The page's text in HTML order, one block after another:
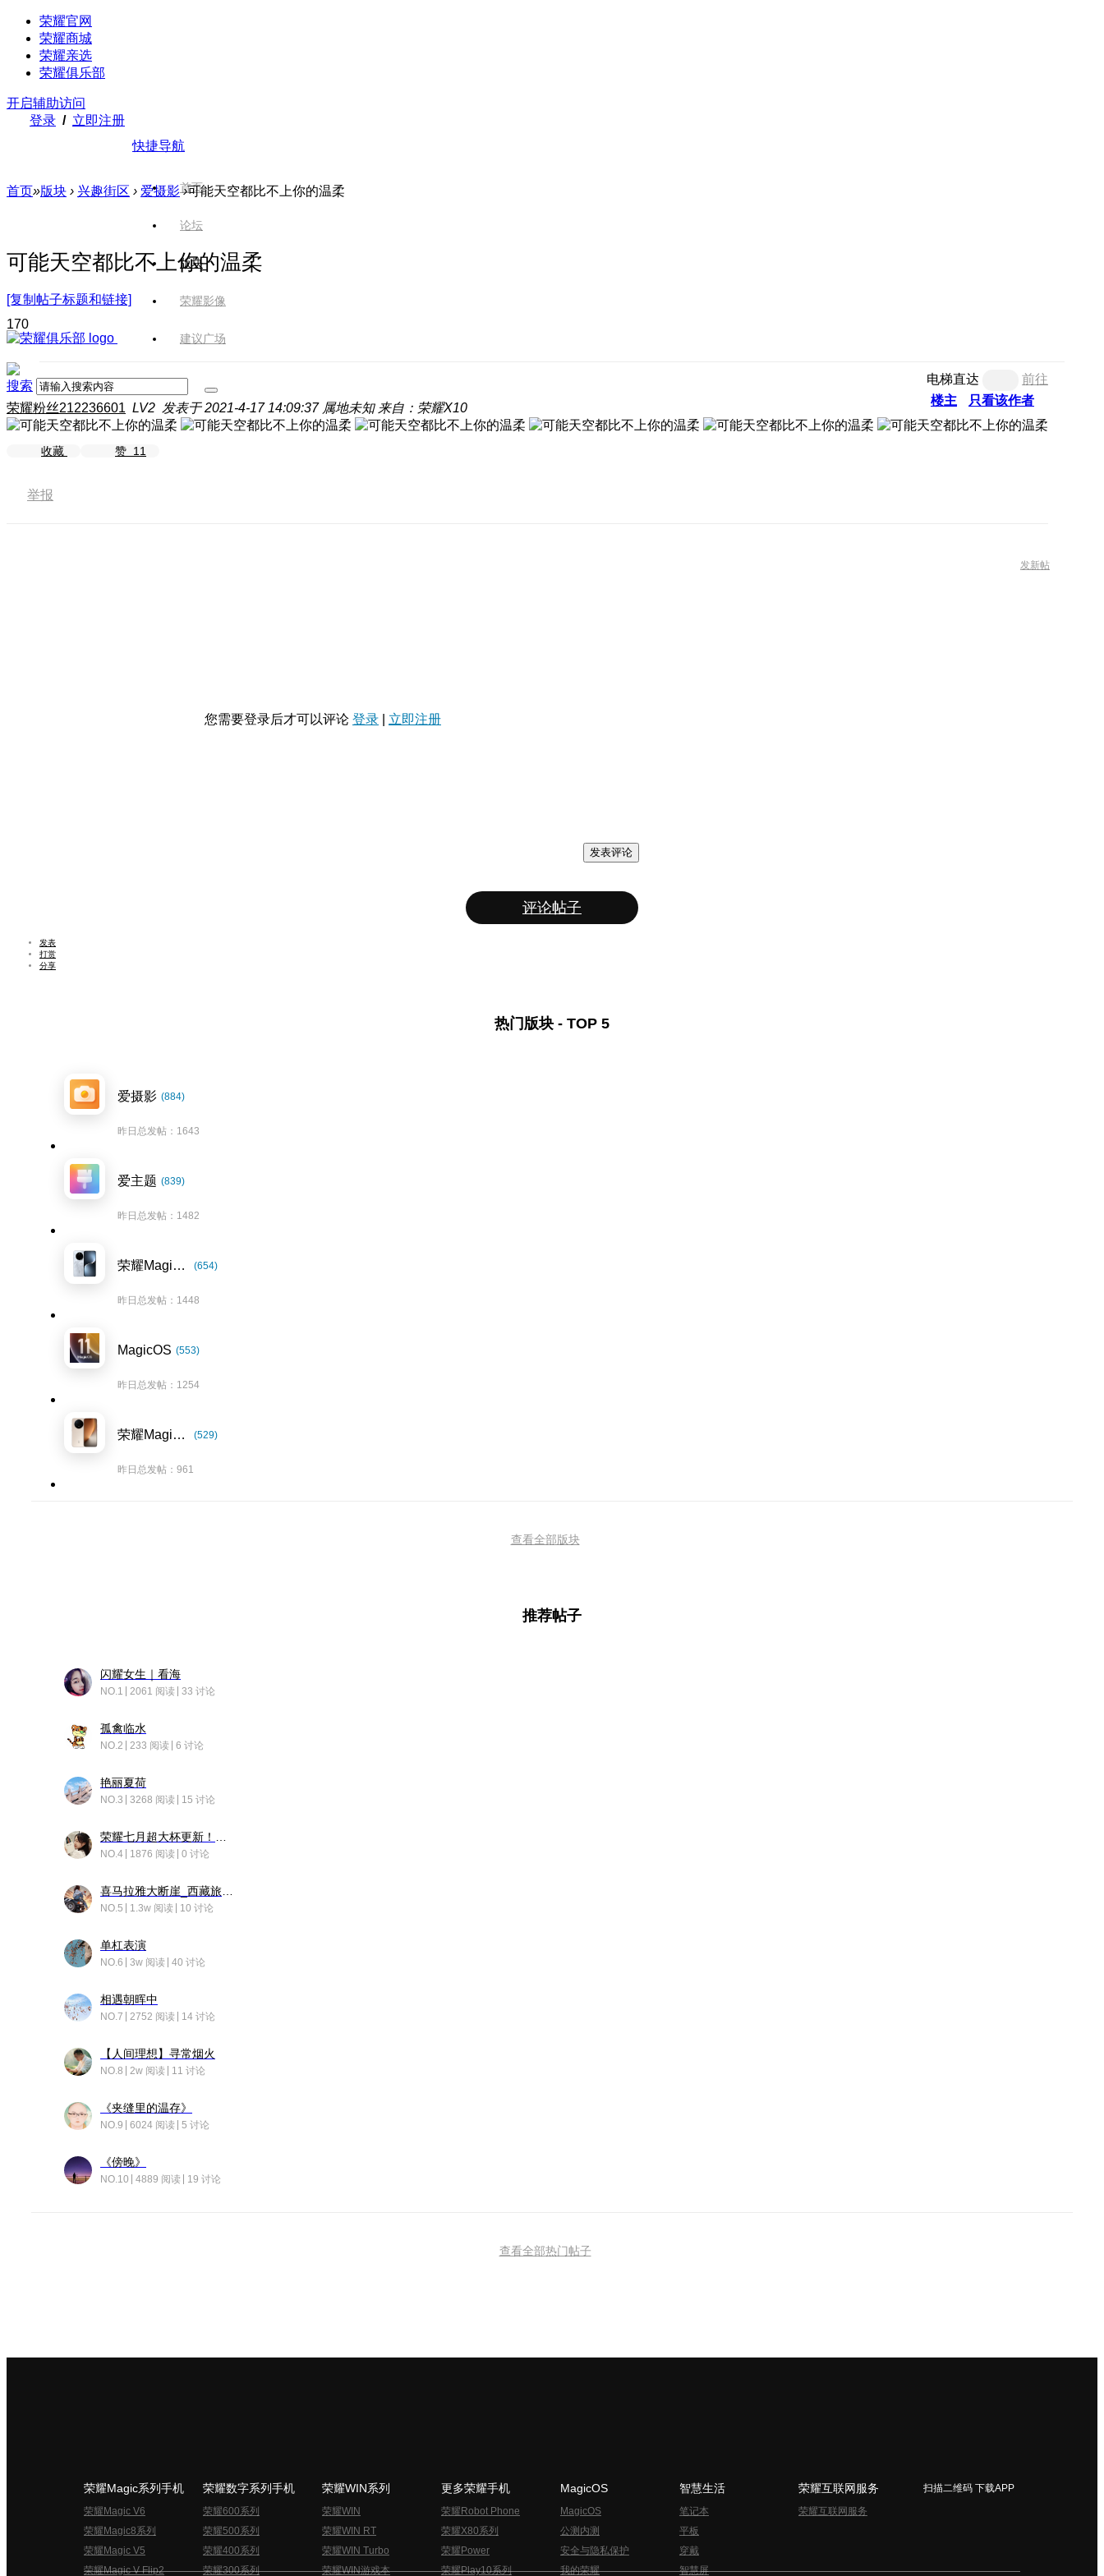
荣耀官网
荣耀商城
荣耀亲选
荣耀俱乐部
开启辅助访问
登录 / 立即注册
快捷导航
首页
论坛
版块
荣耀影像
建议广场
搜索
首页»版块 › 兴趣街区 › 爱摄影 ›可能天空都比不上你的温柔
可能天空都比不上你的温柔
[复制帖子标题和链接]
170
电梯直达
前往
楼主
只看该作者
荣耀粉丝212236601 LV2 发表于 2021-4-17 14:09:37 属地未知 来自：荣耀X10
收藏 赞 11
举报
发新帖
您需要登录后才可以评论 登录 立即注册
发表评论
评论帖子
发表
打赏
分享
热门版块 - TOP 5
爱摄影 (884)
昨日总发帖：1643
爱主题 (839)
昨日总发帖：1482
荣耀Magic7系列 (654)
昨日总发帖：1448
MagicOS (553)
昨日总发帖：1254
荣耀Magic8系列 (529)
昨日总发帖：961
查看全部版块
推荐帖子
闪耀女生｜看海
NO.1 2061 阅读 33 讨论
孤禽临水
NO.2 233 阅读 6 讨论
艳丽夏荷
NO.3 3268 阅读 15 讨论
NO.4 1876 阅读 0 讨论
NO.5 1.3w 阅读 10 讨论
单杠表演
NO.6 3w 阅读 40 讨论
相遇朝晖中
NO.7 2752 阅读 14 讨论
【人间理想】寻常烟火
NO.8 2w 阅读 11 讨论
《夹缝里的温存》
NO.9 6024 阅读 5 讨论
《傍晚》
NO.10 4889 阅读 19 讨论
查看全部热门帖子
荣耀Magic系列手机
荣耀Magic V6
荣耀Magic8系列
荣耀Magic V5
荣耀Magic V Flip2
荣耀数字系列手机
荣耀600系列
荣耀500系列
荣耀400系列
荣耀300系列
荣耀WIN系列
荣耀WIN
荣耀WIN RT
荣耀WIN Turbo
荣耀WIN游戏本
更多荣耀手机
荣耀Robot Phone
荣耀X80系列
荣耀Power
荣耀Play10系列
MagicOS
MagicOS
公测内测
安全与隐私保护
我的荣耀
智慧生活
笔记本
平板
穿戴
智慧屏
荣耀互联网服务
荣耀互联网服务
扫描二维码 下载APP